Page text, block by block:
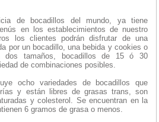
de bocadillos del mundo, ya tiene
en los establecimientos de nuestro
los clientes podrán disfrutar de una
por un bocadillo, una bebida y cookies o
dos tamaños, bocadillos de 15 ó 30
de combinaciones posibles.
ocho variedades de bocadillos que
y están libres de grasas trans, son
y colesterol. Se encuentran en la
6 gramos de grasa o menos.